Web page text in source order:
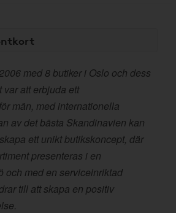
med 8 butiker i Oslo och dess
var att erbjuda ett
män, med internationella
av det bästa Skandinavien kan
ett unikt butikskoncept, där
presenteras i en
och med en serviceinriktad
till att skapa en positiv